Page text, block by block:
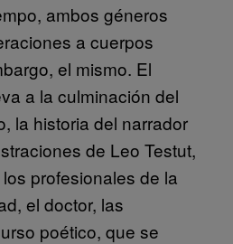
ambos géneros
a cuerpos
el mismo. El
a la culminación del
la historia del narrador
de Leo Testut,
profesionales de la
el doctor, las
poético, que se